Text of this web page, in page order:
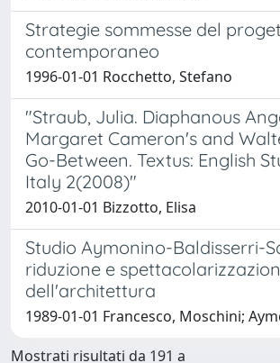
Strategie sommesse del
contemporaneo
1996-01-01 Rocchetto, Stefano
"Straub, Julia. Diaphanous
Margaret Cameron's and
Go-Between. Textus: English
Italy 2(2008)"
2010-01-01 Bizzotto, Elisa
Studio Aymonino-Baldisserri-
riduzione e
dell'architettura
1989-01-01 Francesco, Moschini;
Mostrati risultati da 191 a